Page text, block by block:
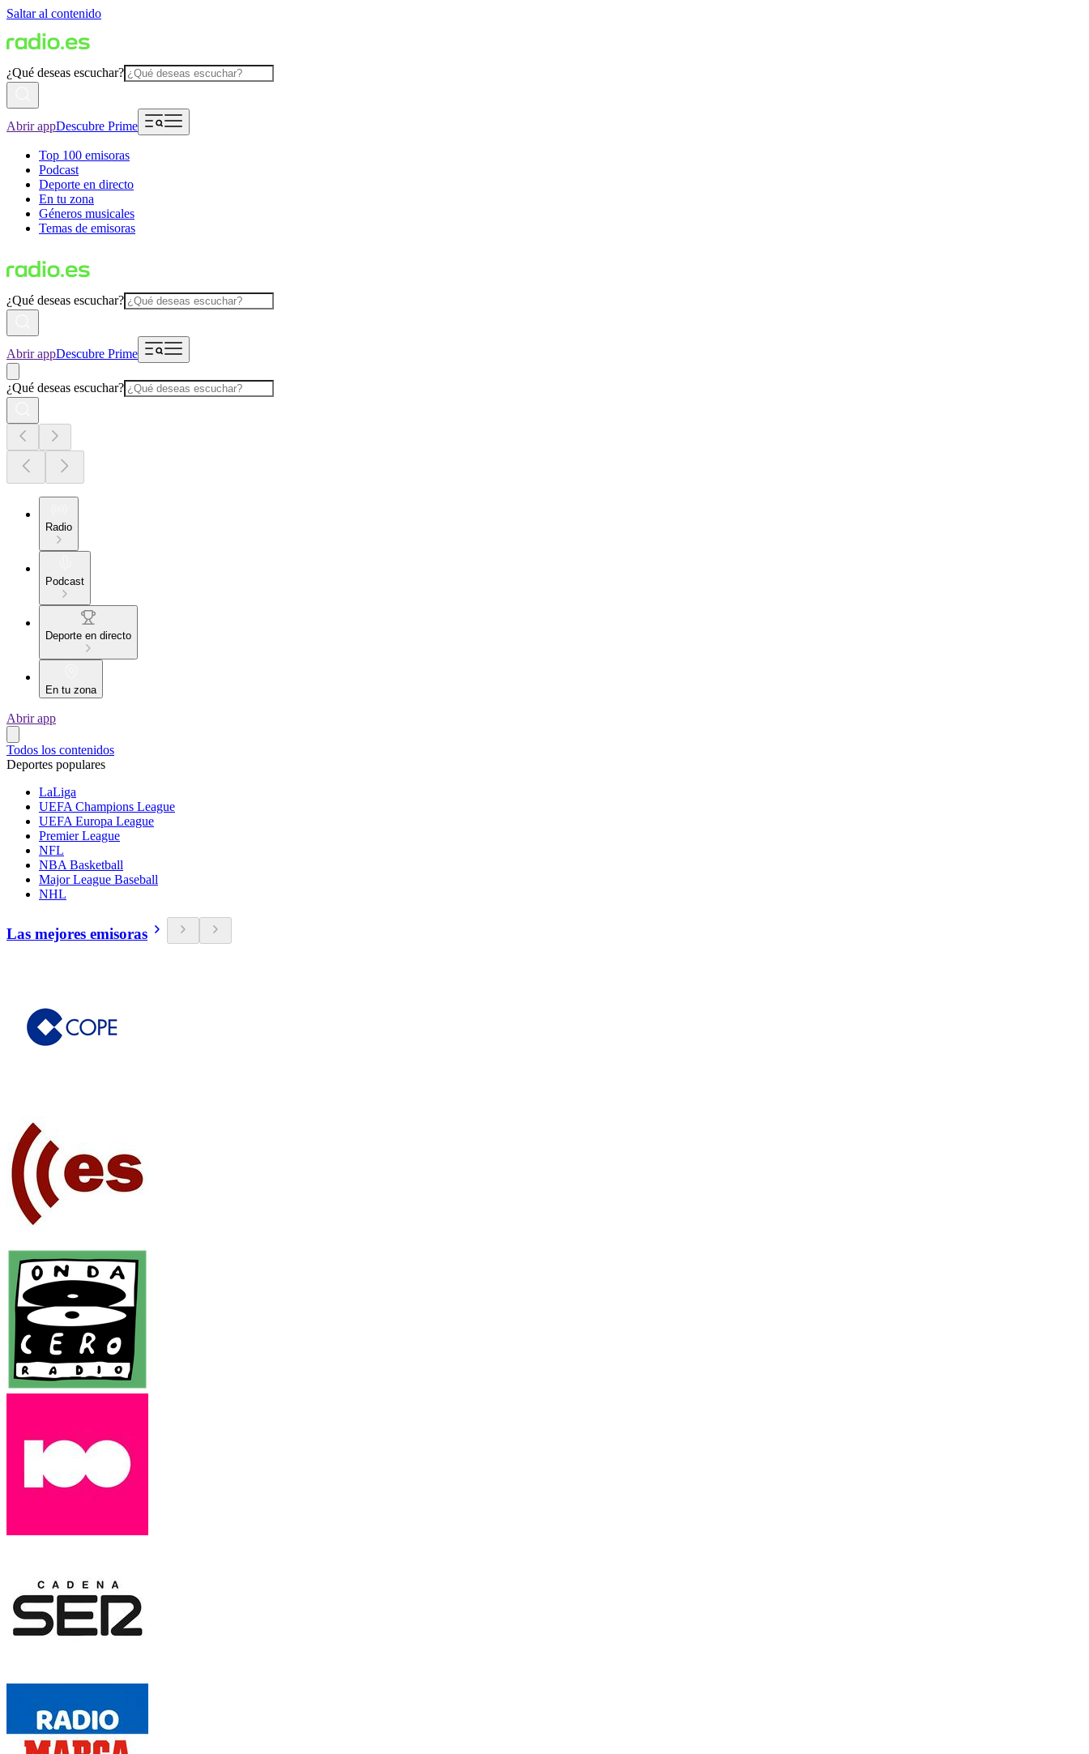
Saltar al contenido
¿Qué deseas escuchar?
Abrir appDescubre Prime
Top 100 emisoras
Podcast
Deporte en directo
En tu zona
Géneros musicales
Temas de emisoras
¿Qué deseas escuchar?
Abrir appDescubre Prime
¿Qué deseas escuchar?
Radio
Podcast
Deporte en directo
En tu zona
Abrir app
Todos los contenidos
Deportes populares
LaLiga
UEFA Champions League
UEFA Europa League
Premier League
NFL
NBA Basketball
Major League Baseball
NHL
Las mejores emisoras